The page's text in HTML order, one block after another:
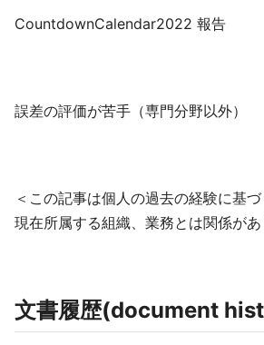
CountdownCalendar2022 報告
誤差の評価が苦手（専門分野以外）
＜この記事は個人の過去の経験に基づ
現在所属する組織、業務とは関係があ
文書履歴(document